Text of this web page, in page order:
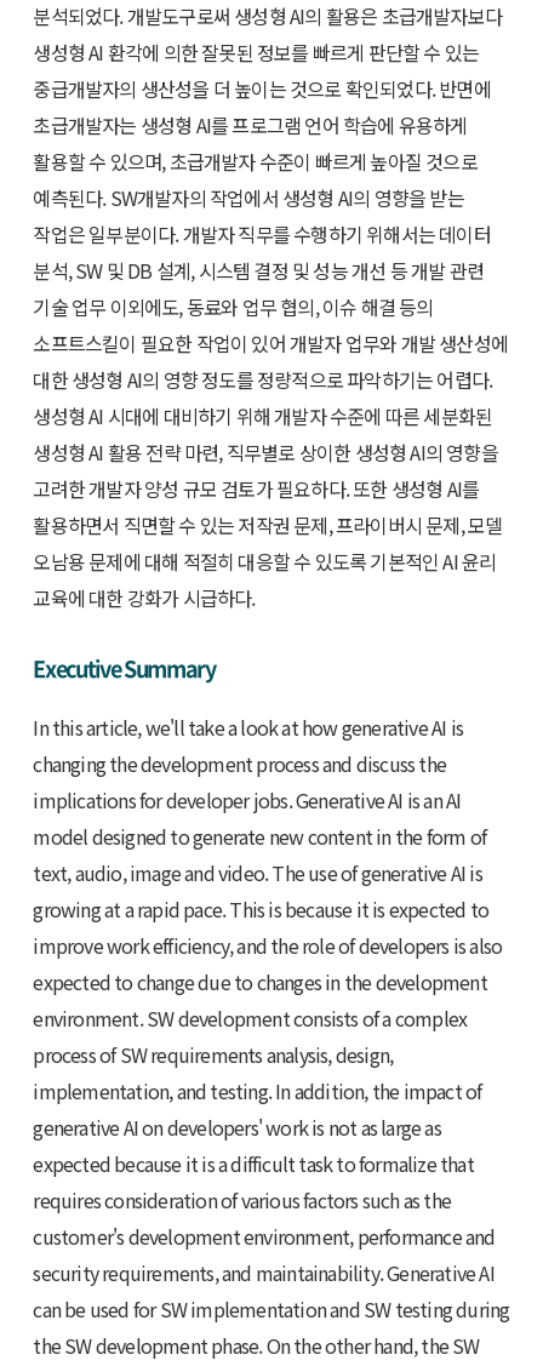
분석되었다. 개발도구로써 생성형 AI의 활용은 초급개발자보다
생성형 AI 환각에 의한 잘못된 정보를 빠르게 판단할 수 있는
중급개발자의 생산성을 더 높이는 것으로 확인되었다. 반면에
초급개발자는 생성형 AI를 프로그램 언어 학습에 유용하게
활용할 수 있으며, 초급개발자 수준이 빠르게 높아질 것으로
예측된다. SW개발자의 작업에서 생성형 AI의 영향을 받는
작업은 일부분이다. 개발자 직무를 수행하기 위해서는 데이터
분석, SW 및 DB 설계, 시스템 결정 및 성능 개선 등 개발 관련
기술 업무 이외에도, 동료와 업무 협의, 이슈 해결 등의
소프트스킬이 필요한 작업이 있어 개발자 업무와 개발 생산성에
대한 생성형 AI의 영향 정도를 정량적으로 파악하기는 어렵다.
생성형 AI 시대에 대비하기 위해 개발자 수준에 따른 세분화된
생성형 AI 활용 전략 마련, 직무별로 상이한 생성형 AI의 영향을
고려한 개발자 양성 규모 검토가 필요하다. 또한 생성형 AI를
활용하면서 직면할 수 있는 저작권 문제, 프라이버시 문제, 모델
오남용 문제에 대해 적절히 대응할 수 있도록 기본적인 AI 윤리
교육에 대한 강화가 시급하다.
Executive Summary
In this article, we'll take a look at how generative AI is
changing the development process and discuss the
implications for developer jobs. Generative AI is an AI
model designed to generate new content in the form of
text, audio, image and video. The use of generative AI is
growing at a rapid pace. This is because it is expected to
improve work efficiency, and the role of developers is also
expected to change due to changes in the development
environment. SW development consists of a complex
process of SW requirements analysis, design,
implementation, and testing. In addition, the impact of
generative AI on developers' work is not as large as
expected because it is a difficult task to formalize that
requires consideration of various factors such as the
customer's development environment, performance and
security requirements, and maintainability. Generative AI
can be used for SW implementation and SW testing during
the SW development phase. On the other hand, the SW